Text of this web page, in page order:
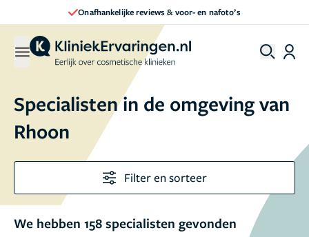
Direct een afspraak maken
Specialisten in de omgeving van
Rhoon
Filter en sorteer
We hebben 158 specialisten gevonden